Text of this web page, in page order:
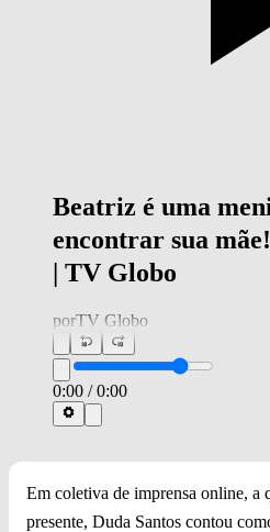
Beatriz é uma
encontrar sua
| TV Globo
porTV Globo
0:00 /0:00
Em coletiva de imprensa online, a
presente, Duda Santos contou